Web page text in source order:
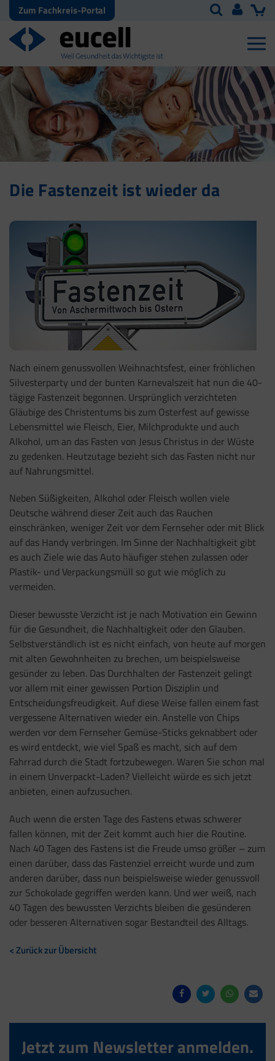
Zum Fachkreis-Portal
Die Fastenzeit ist wieder da
Nach einem genussvollen Weihnachtsfest, einer fröhlichen
Silvesterparty und der bunten Karnevalszeit hat nun die 40-
tägige Fastenzeit begonnen. Ursprünglich verzichteten
Gläubige des Christentums bis zum Osterfest auf gewisse
Lebensmittel wie Fleisch, Eier, Milchprodukte und auch
Alkohol, um an das Fasten von Jesus Christus in der Wüste
zu gedenken. Heutzutage bezieht sich das Fasten nicht nur
auf Nahrungsmittel.
Neben Süßigkeiten, Alkohol oder Fleisch wollen viele
Deutsche während dieser Zeit auch das Rauchen
einschränken, weniger Zeit vor dem Fernseher oder mit Blick
auf das Handy verbringen. Im Sinne der Nachhaltigkeit gibt
es auch Ziele wie das Auto häufiger stehen zulassen oder
Plastik- und Verpackungsmüll so gut wie möglich zu
vermeiden.
Dieser bewusste Verzicht ist je nach Motivation ein Gewinn
für die Gesundheit, die Nachhaltigkeit oder den Glauben.
Selbstverständlich ist es nicht einfach, von heute auf morgen
mit alten Gewohnheiten zu brechen, um beispielsweise
gesünder zu leben. Das Durchhalten der Fastenzeit gelingt
vor allem mit einer gewissen Portion Disziplin und
Entscheidungsfreudigkeit. Auf diese Weise fallen einem fast
vergessene Alternativen wieder ein. Anstelle von Chips
werden vor dem Fernseher Gemüse-Sticks geknabbert oder
es wird entdeckt, wie viel Spaß es macht, sich auf dem
Fahrrad durch die Stadt fortzubewegen. Waren Sie schon mal
in einem Unverpackt-Laden? Vielleicht würde es sich jetzt
anbieten, einen aufzusuchen.
Auch wenn die ersten Tage des Fastens etwas schwerer
fallen können, mit der Zeit kommt auch hier die Routine.
Nach 40 Tagen des Fastens ist die Freude umso größer – zum
einen darüber, dass das Fastenziel erreicht wurde und zum
anderen darüber, dass nun beispielsweise wieder genussvoll
zur Schokolade gegriffen werden kann. Und wer weiß, nach
40 Tagen des bewussten Verzichts bleiben die gesünderen
oder besseren Alternativen sogar Bestandteil des Alltags.
< Zurück zur Übersicht
Jetzt zum Newsletter anmelden.